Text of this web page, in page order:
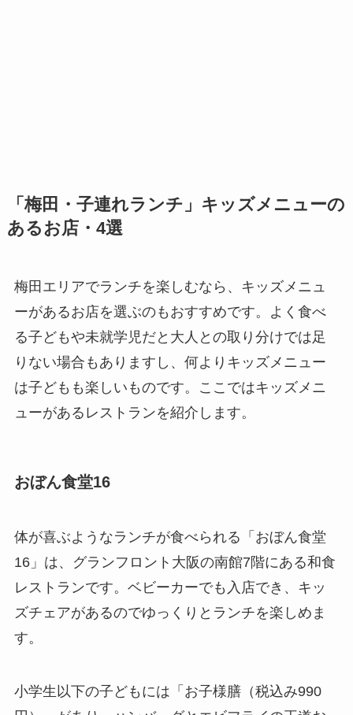
「梅田・子連れランチ」キッズメニューの
あるお店・4選
梅田エリアでランチを楽しむなら、キッズメニュ
ーがあるお店を選ぶのもおすすめです。よく食べ
る子どもや未就学児だと大人との取り分けでは足
りない場合もありますし、何よりキッズメニュー
は子どもも楽しいものです。ここではキッズメニ
ューがあるレストランを紹介します。
おぼん食堂16
体が喜ぶようなランチが食べられる「おぼん食堂
16」は、グランフロント大阪の南館7階にある和食
レストランです。ベビーカーでも入店でき、キッ
ズチェアがあるのでゆっくりとランチを楽しめま
す。
小学生以下の子どもには「お子様膳（税込み990